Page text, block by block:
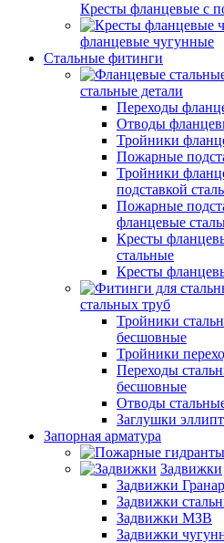
Кресты фланцевые с
фланцевые чугунные
Стальные фитинги
стальные детали
Переходы
Отводы
Тройники
Пожарные
Тройники
подставкой
Пожарные
фланцевые
Кресты
стальные
Кресты
стальных труб
Тройники
бесшовные
Тройники
Переходы
бесшовные
Отводы
Заглушки
Запорная арматура
Задвижки
Задвижки Гранар
Задвижки
Задвижки МЗВ
Задвижки